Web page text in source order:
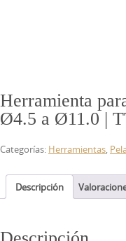
Herramienta
Ø4.5 a Ø11.0 |
Categorías: Herramientas,
Descripción